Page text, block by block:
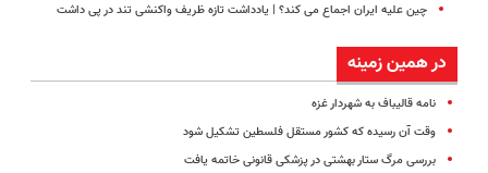
چین علیه ایران اجماع می کند؟ | یادداشت تازه ظریف واکنشی تند در پی داشت
در همین زمینه
نامه قالیباف به شهردار غزه
وقت آن رسیده که کشور مستقل فلسطین تشکیل شود
بررسی مرگ ستار بهشتی در پزشکی قانونی خاتمه یافت